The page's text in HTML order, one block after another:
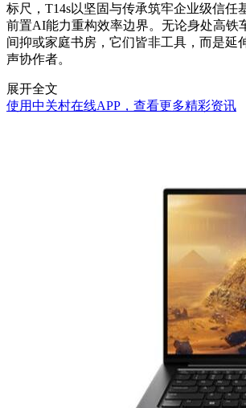
标尺，T14s以坚固与传承筑牢企业级信任
前置AI能力重构效率边界。无论身处高铁
间抑或家庭书房，它们皆非工具，而是延
声协作者。
展开全文
使用中关村在线APP，查看更多精彩资讯